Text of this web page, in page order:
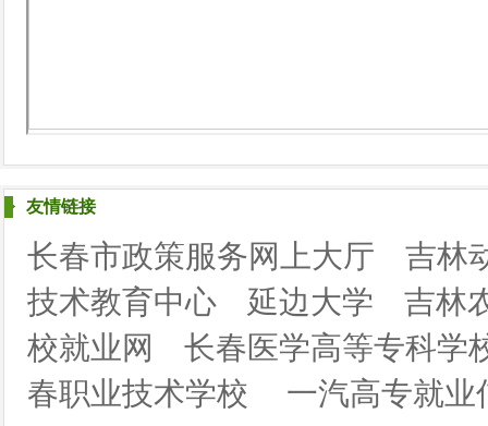
友情链接
长春市政策服务网上大厅
吉林
技术教育中心
延边大学
吉林
校就业网
长春医学高等专科学
春职业技术学校
一汽高专就业